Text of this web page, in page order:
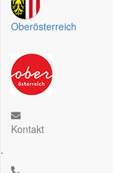
Oberösterreich
Kontakt
.